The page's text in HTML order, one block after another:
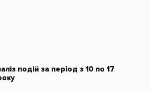
подій за період з 10 по 17